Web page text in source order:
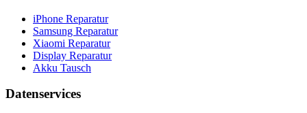
iPhone Reparatur
Samsung Reparatur
Xiaomi Reparatur
Display Reparatur
Akku Tausch
Datenservices